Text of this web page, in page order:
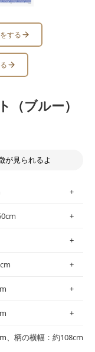
する
（ブルー）
が見られるよ
併せ持ち、通気性の
ックス生地は、
ッズにはツイル生
ベビー用品やハンカ
い吸湿性・通気性
洋服
なめらかな手触りの
プスなどに最適で
プス
は、オックス生地よ
感を感じられるの
みがありながらも柔
す。1枚でも透け感
、柄の横幅：約108cm